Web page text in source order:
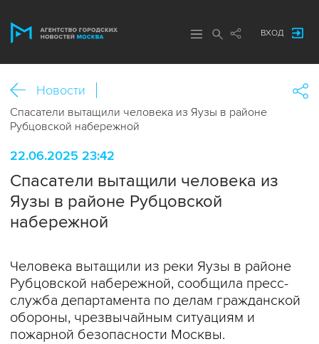
ВХОД
Новости
Спасатели вытащили человека из Яузы в районе
Рубцовской набережной
22.06.2025 23:42
Спасатели вытащили человека из
Яузы в районе Рубцовской
набережной
Человека вытащили из реки Яузы в районе
Рубцовской набережной, сообщила пресс-
служба департамента по делам гражданской
обороны, чрезвычайным ситуациям и
пожарной безопасности Москвы.